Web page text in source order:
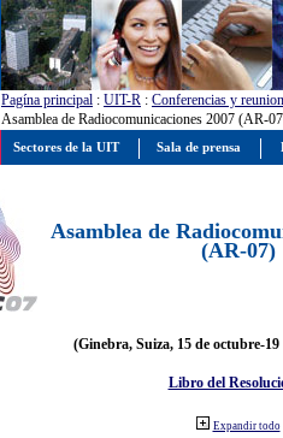
Pagína principal : UIT-R : Conferencias y
Asamblea de Radiocomunicaciones 2007 (AR-
Asamblea de
(AR-07)
(Ginebra, Suiza, 15 de octubre-19
Libro del
Expandir todo
Sectores de la UIT Sala de prensa